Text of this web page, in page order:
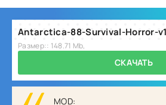
Antarctica-88-Survival-Horror-
Размер:: 148.71 Mb,
СКАЧАТЬ
MOD: